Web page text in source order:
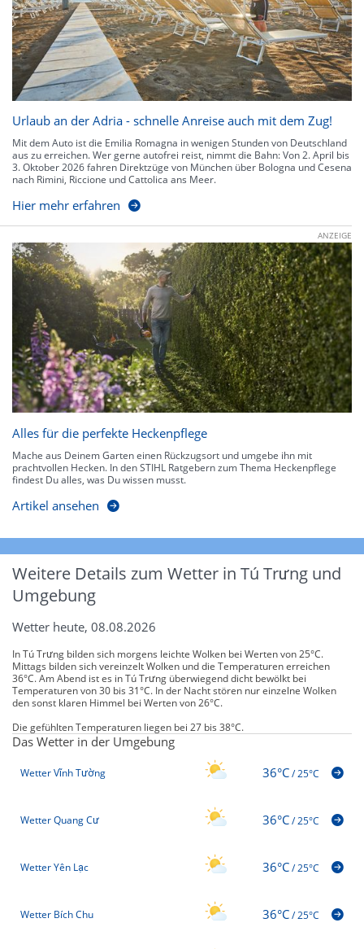
Urlaub an der Adria - schnelle Anreise auch mit dem Zug!
Mit dem Auto ist die Emilia Romagna in wenigen Stunden von Deutschland
aus zu erreichen. Wer gerne autofrei reist, nimmt die Bahn: Von 2. April bis
3. Oktober 2026 fahren Direktzüge von München über Bologna und Cesena
nach Rimini, Riccione und Cattolica ans Meer.
Hier mehr erfahren
ANZEIGE
Alles für die perfekte Heckenpflege
Mache aus Deinem Garten einen Rückzugsort und umgebe ihn mit
prachtvollen Hecken. In den STIHL Ratgebern zum Thema Heckenpflege
findest Du alles, was Du wissen musst.
Artikel ansehen
Weitere Details zum Wetter in Tú Trưng und
Umgebung
Wetter heute, 08.08.2026
In Tú Trưng bilden sich morgens leichte Wolken bei Werten von 25°C.
Mittags bilden sich vereinzelt Wolken und die Temperaturen erreichen
36°C. Am Abend ist es in Tú Trưng überwiegend dicht bewölkt bei
Temperaturen von 30 bis 31°C. In der Nacht stören nur einzelne Wolken
den sonst klaren Himmel bei Werten von 26°C.
Die gefühlten Temperaturen liegen bei 27 bis 38°C.
Das Wetter in der Umgebung
Wetter Vĩnh Tường 36°C/25°C
Wetter Quang Cư 36°C/25°C
Wetter Yên Lạc 36°C/25°C
Wetter Bích Chu 36°C/25°C